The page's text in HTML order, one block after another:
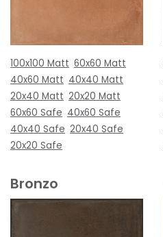
100x100 Matt 60x60 Matt
40x60 Matt 40x40 Matt
20x40 Matt 20x20 Matt
60x60 Safe 40x60 Safe
40x40 Safe 20x40 Safe
20x20 Safe
Bronzo